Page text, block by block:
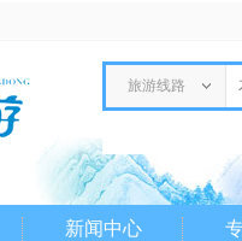
旅游线路
新闻中心